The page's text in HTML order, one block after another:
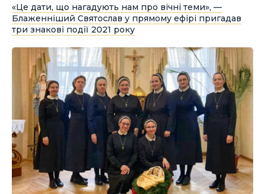
«Це дати, що нагадують нам про вічні теми», —
Блаженніший Святослав у прямому ефірі пригадав
три знакові події 2021 року